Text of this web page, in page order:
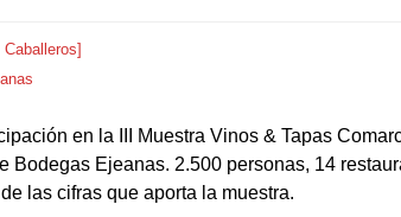
en la III Muestra Vinos & Tapas
Bodegas Ejeanas. 2.500 personas, 14
las cifras que aporta la muestra.